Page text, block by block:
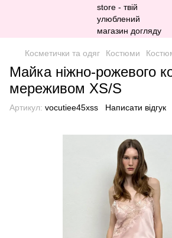
Косметички та одяг Костюми
Майка ніжно-рожевого
мереживом XS/S
Артикул: vocutiee45xss Написати відгук